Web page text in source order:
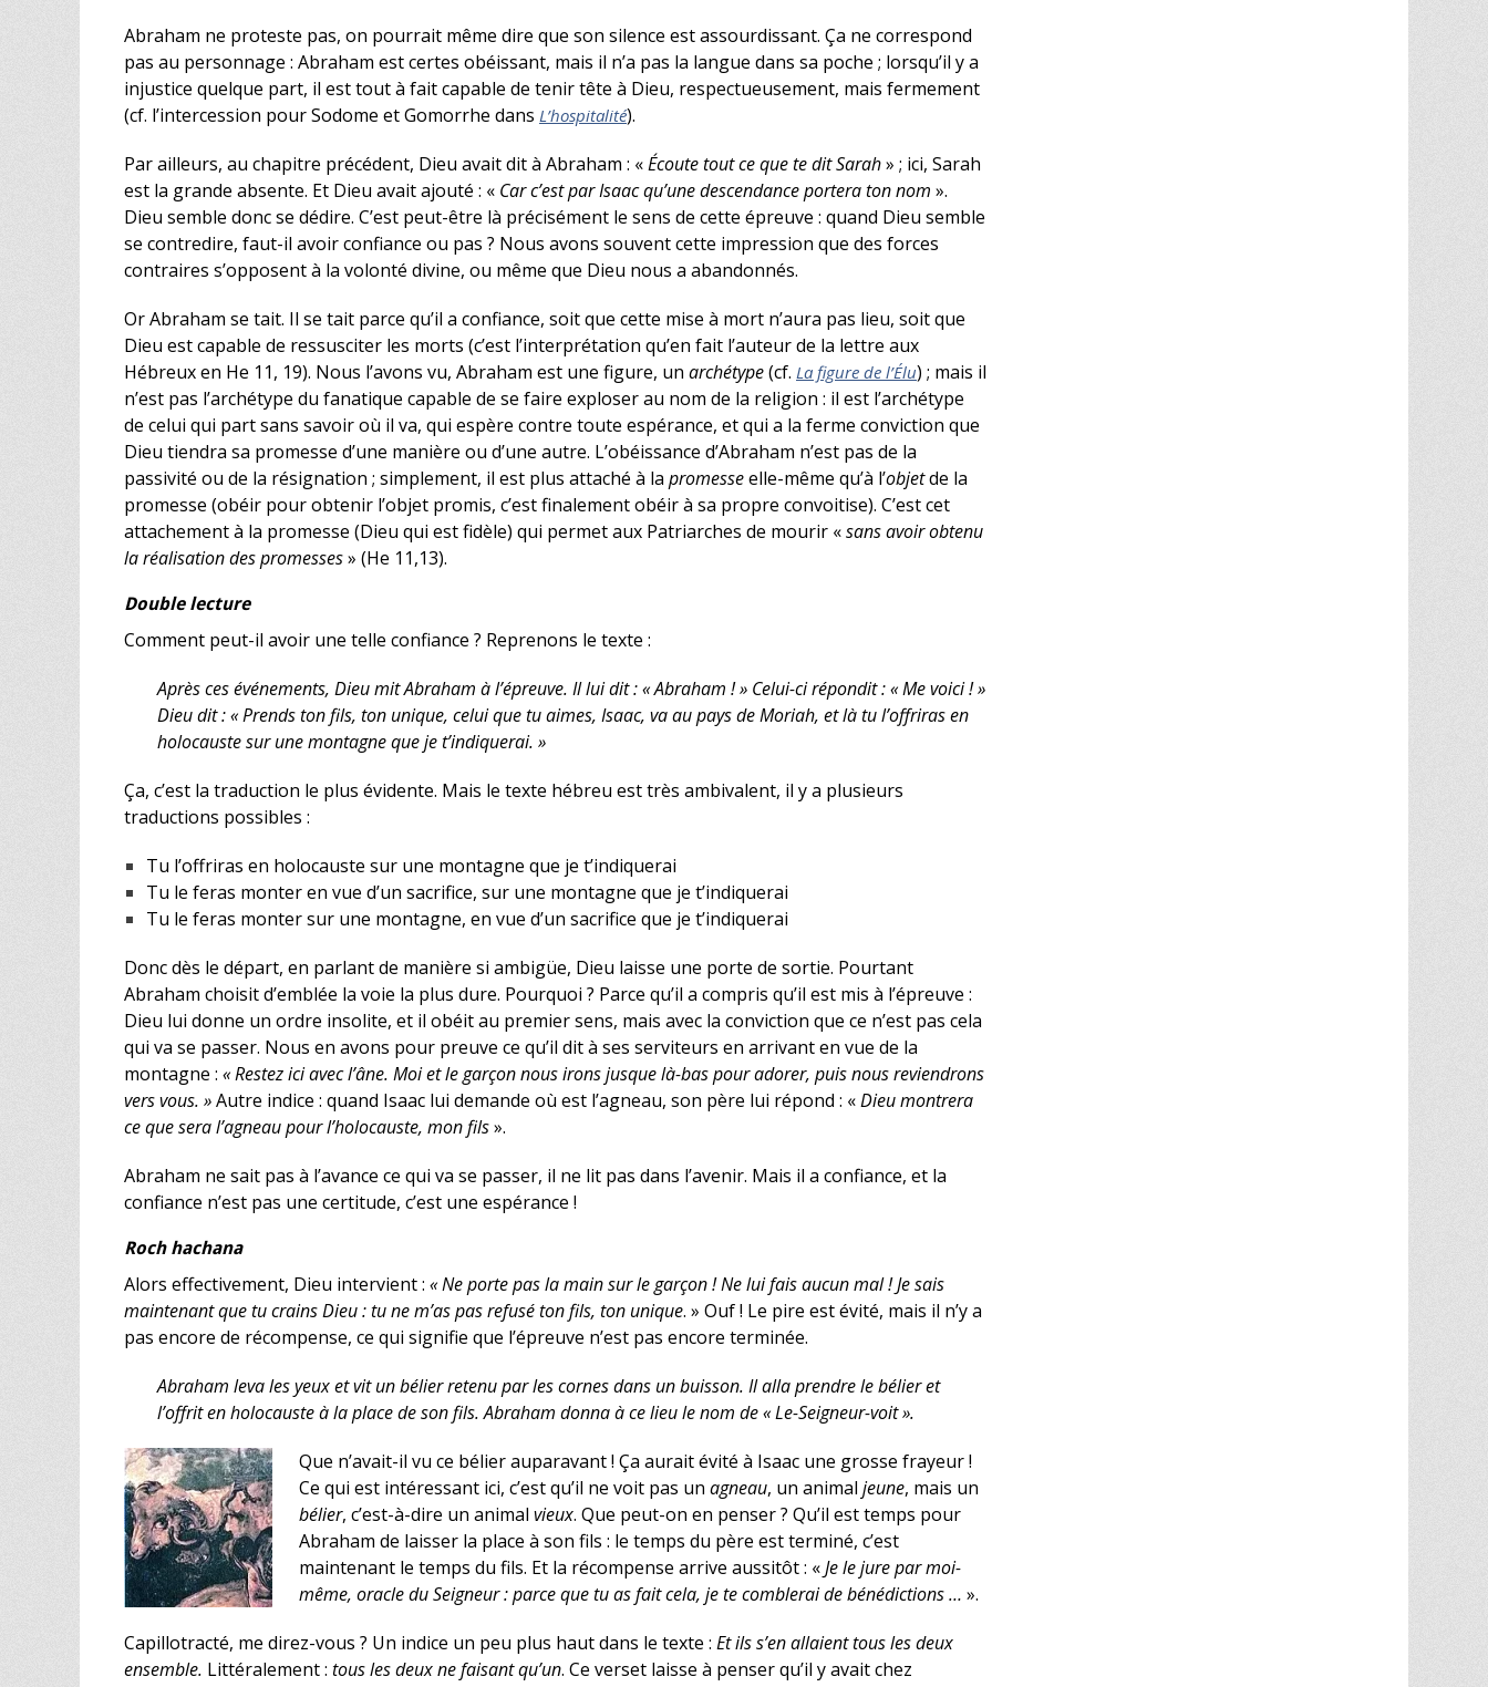
Abraham ne proteste pas, on pourrait même dire que son silence est assourdissant. Ça ne correspond
pas au personnage : Abraham est certes obéissant, mais il n’a pas la langue dans sa poche ; lorsqu’il y a
injustice quelque part, il est tout à fait capable de tenir tête à Dieu, respectueusement, mais fermement
(cf. l’intercession pour Sodome et Gomorrhe dans L’hospitalité).
Par ailleurs, au chapitre précédent, Dieu avait dit à Abraham : «Écoute tout ce que te dit Sarah» ; ici, Sarah
est la grande absente. Et Dieu avait ajouté : « Car c’est par Isaac qu’une descendance portera ton nom ».
Dieu semble donc se dédire. C’est peut-être là précisément le sens de cette épreuve : quand Dieu semble
se contredire, faut-il avoir confiance ou pas ? Nous avons souvent cette impression que des forces
contraires s’opposent à la volonté divine, ou même que Dieu nous a abandonnés.
Or Abraham se tait. Il se tait parce qu’il a confiance, soit que cette mise à mort n’aura pas lieu, soit que
Dieu est capable de ressusciter les morts (c’est l’interprétation qu’en fait l’auteur de la lettre aux
Hébreux en He 11, 19). Nous l’avons vu, Abraham est une figure, un archétype(cf. La figure de l’Élu) ; mais il
n’est pas l’archétype du fanatique capable de se faire exploser au nom de la religion : il est l’archétype
de celui qui part sans savoir où il va, qui espère contre toute espérance, et qui a la ferme conviction que
Dieu tiendra sa promesse d’une manière ou d’une autre. L’obéissance d’Abraham n’est pas de la
passivité ou de la résignation ; simplement, il est plus attaché à la promesseelle-même qu’à l’objetde la
promesse (obéir pour obtenir l’objet promis, c’est finalement obéir à sa propre convoitise). C’est cet
attachement à la promesse (Dieu qui est fidèle) qui permet aux Patriarches de mourir «sans avoir obtenu
la réalisation des promesses» (He 11,13).
Double lecture
Comment peut-il avoir une telle confiance ? Reprenons le texte :
Après ces événements, Dieu mit Abraham à l’épreuve. Il lui dit : « Abraham ! » Celui-ci répondit : « Me voici ! »
Dieu dit : « Prends ton fils, ton unique, celui que tu aimes, Isaac, va au pays de Moriah, et là tu l’offriras en
holocauste sur une montagne que je t’indiquerai. »
Ça, c’est la traduction le plus évidente. Mais le texte hébreu est très ambivalent, il y a plusieurs
traductions possibles :
Tu l’offriras en holocauste sur une montagne que je t’indiquerai
Tu le feras monter en vue d’un sacrifice, sur une montagne que je t’indiquerai
Tu le feras monter sur une montagne, en vue d’un sacrifice que je t’indiquerai
Donc dès le départ, en parlant de manière si ambigüe, Dieu laisse une porte de sortie. Pourtant
Abraham choisit d’emblée la voie la plus dure. Pourquoi ? Parce qu’il a compris qu’il est mis à l’épreuve :
Dieu lui donne un ordre insolite, et il obéit au premier sens, mais avec la conviction que ce n’est pas cela
qui va se passer. Nous en avons pour preuve ce qu’il dit à ses serviteurs en arrivant en vue de la
montagne : « Restez ici avec l’âne. Moi et le garçon nous irons jusque là-bas pour adorer, puis nous reviendrons
vers vous. »Autre indice : quand Isaac lui demande où est l’agneau, son père lui répond : «Dieu montrera
ce que sera l’agneau pour l’holocauste, mon fils».
Abraham ne sait pas à l’avance ce qui va se passer, il ne lit pas dans l’avenir. Mais il a confiance, et la
confiance n’est pas une certitude, c’est une espérance !
Roch hachana
Alors effectivement, Dieu intervient : « Ne porte pas la main sur le garçon ! Ne lui fais aucun mal ! Je sais
maintenant que tu crains Dieu : tu ne m’as pas refusé ton fils, ton unique. » Ouf ! Le pire est évité, mais il n’y a
pas encore de récompense, ce qui signifie que l’épreuve n’est pas encore terminée.
Abraham leva les yeux et vit un bélier retenu par les cornes dans un buisson. Il alla prendre le bélier et
l’offrit en holocauste à la place de son fils. Abraham donna à ce lieu le nom de « Le-Seigneur-voit ».
Que n’avait-il vu ce bélier auparavant ! Ça aurait évité à Isaac une grosse frayeur !
Ce qui est intéressant ici, c’est qu’il ne voit pas un agneau, un animal jeune, mais un
bélier, c’est-à-dire un animal vieux. Que peut-on en penser ? Qu’il est temps pour
Abraham de laisser la place à son fils : le temps du père est terminé, c’est
maintenant le temps du fils. Et la récompense arrive aussitôt : «Je le jure par moi-
même, oracle du Seigneur : parce que tu as fait cela, je te comblerai de bénédictions … ».
Capillotracté, me direz-vous ? Un indice un peu plus haut dans le texte : Et ils s’en allaient tous les deux
ensemble. Littéralement : tous les deux ne faisant qu’un. Ce verset laisse à penser qu’il y avait chez